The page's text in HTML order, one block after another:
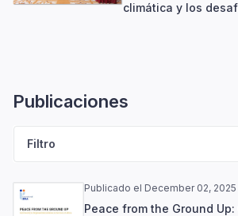
climática y los
Publicaciones
Filtro
Publicado el December 02, 2025
Peace from the Ground